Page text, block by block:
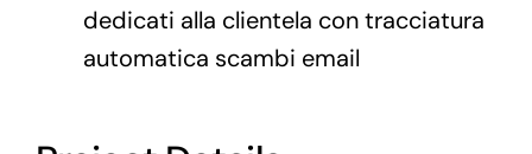
dedicati alla clientela con tracciatura
automatica scambi email